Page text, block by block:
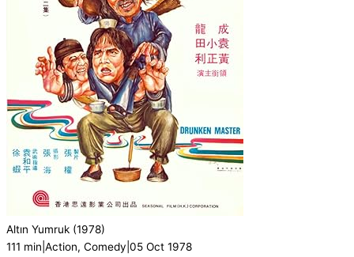
Altın Yumruk (1978)
111 min Action, Comedy 05 Oct 1978